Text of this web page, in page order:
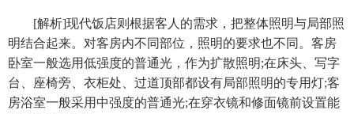
[解析]现代饭店则根据客人的需求，把整体照明与局部照
明结合起来。对客房内不同部位，照明的要求也不同。客房
卧室一般选用低强度的普通光，作为扩散照明;在床头、写字
台、座椅旁、衣柜处、过道顶部都设有局部照明的专用灯;客
房浴室一般采用中强度的普通光;在穿衣镜和修面镜前设置能